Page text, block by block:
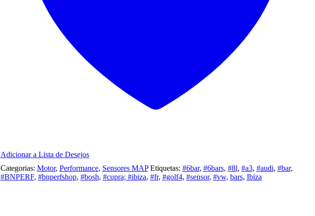
Adicionar a Lista de Desejos
Categorias: Motor, Performance, Sensores MAP Etiquetas: #6bar, #6bars, #8l, #a3, #audi, #bar,
#BNPERF, #bnperfshop, #bosh, #cupra; #ibiza, #fr, #golf4, #sensor, #vw, bars, Ibiza